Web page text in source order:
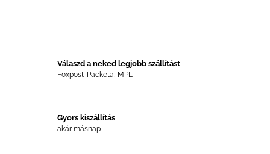
Válaszd a neked legjobb szállítást
Foxpost-Packeta, MPL
Gyors kiszállítás
akár másnap